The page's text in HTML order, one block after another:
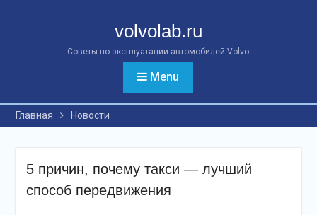
volvolab.ru
Советы по эксплуатации автомобилей Volvo
Menu
Главная Новости
5 причин, почему такси — лучший
способ передвижения